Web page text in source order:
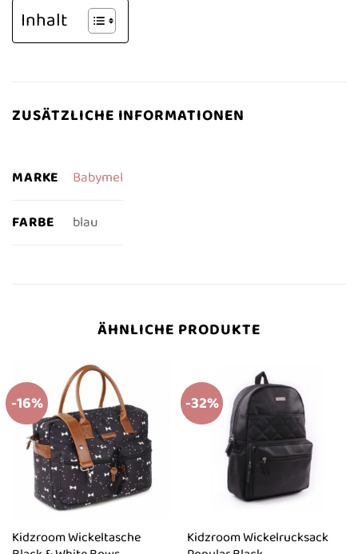
Inhalt
ZUSÄTZLICHE INFORMATIONEN
MARKE Babymel
FARBE blau
ÄHNLICHE PRODUKTE
-16%
Kidzroom Wickeltasche
-32%
Kidzroom Wickelrucksack